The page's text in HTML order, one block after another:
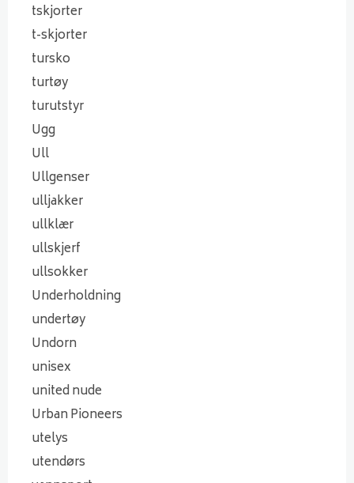
tskjorter
t-skjorter
tursko
turtøy
turutstyr
Ugg
Ull
Ullgenser
ulljakker
ullklær
ullskjerf
ullsokker
Underholdning
undertøy
Undorn
unisex
united nude
Urban Pioneers
utelys
utendørs